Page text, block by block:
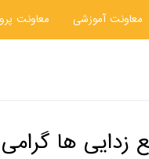
معاونت آموزشی معاونت
زدایی ها